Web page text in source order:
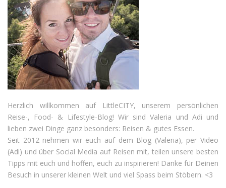
Herzlich willkommen auf LittleCITY, unserem persönlichen
Reise-, Food- & Lifestyle-Blog! Wir sind Valeria und Adi und
lieben zwei Dinge ganz besonders: Reisen & gutes Essen.
Seit 2012 nehmen wir euch auf dem Blog (Valeria), per Video
(Adi) und über Social Media auf Reisen mit, teilen unsere besten
Tipps mit euch und hoffen, euch zu inspirieren! Danke für Deinen
Besuch in unserer kleinen Welt und viel Spass beim Stöbern. <3